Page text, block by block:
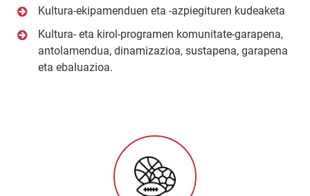
Kultura-ekipamenduen eta -azpiegituren kudeaketa
Kultura- eta kirol-programen komunitate-garapena,
antolamendua, dinamizazioa, sustapena, garapena
eta ebaluazioa.